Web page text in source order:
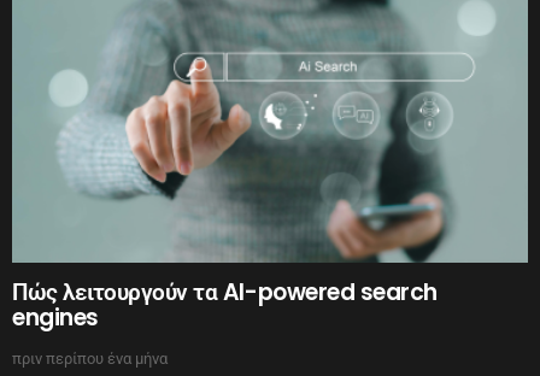
Πώς λειτουργούν τα AI-powered search
engines
πριν περίπου ένα μήνα